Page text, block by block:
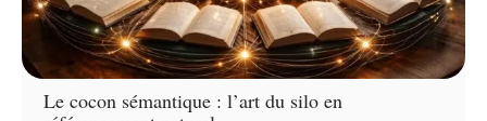
Le cocon sémantique : l’art du silo en